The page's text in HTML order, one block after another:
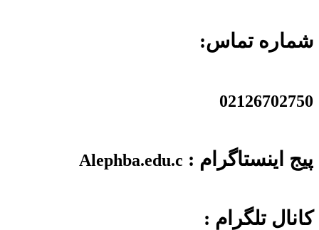
شماره تماس:
02126702750
پیج اینستاگرام : Alephba.edu.c
کانال تلگرام :